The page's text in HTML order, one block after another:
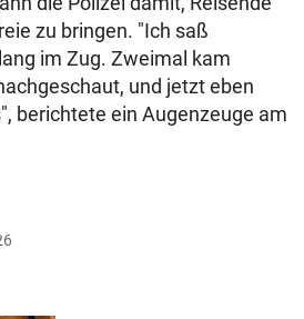
zu bringen. "Ich saß
im Zug. Zweimal kam
und jetzt eben
berichtete ein Augenzeuge am